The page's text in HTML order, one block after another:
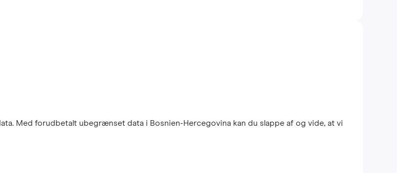
Med forudbetalt ubegrænset data i Bosnien-Hercegovina kan du slappe af og vide, at vi